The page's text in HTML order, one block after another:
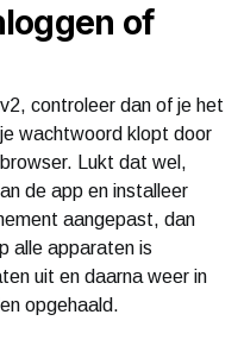
of
controleer dan of je het
wachtwoord klopt door
Lukt dat wel,
de app en installeer
aangepast, dan
alle apparaten is
uit en daarna weer in
opgehaald.